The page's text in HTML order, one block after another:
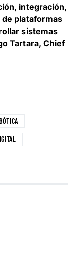
integración,
plataformas
sistemas
Tartara, Chief